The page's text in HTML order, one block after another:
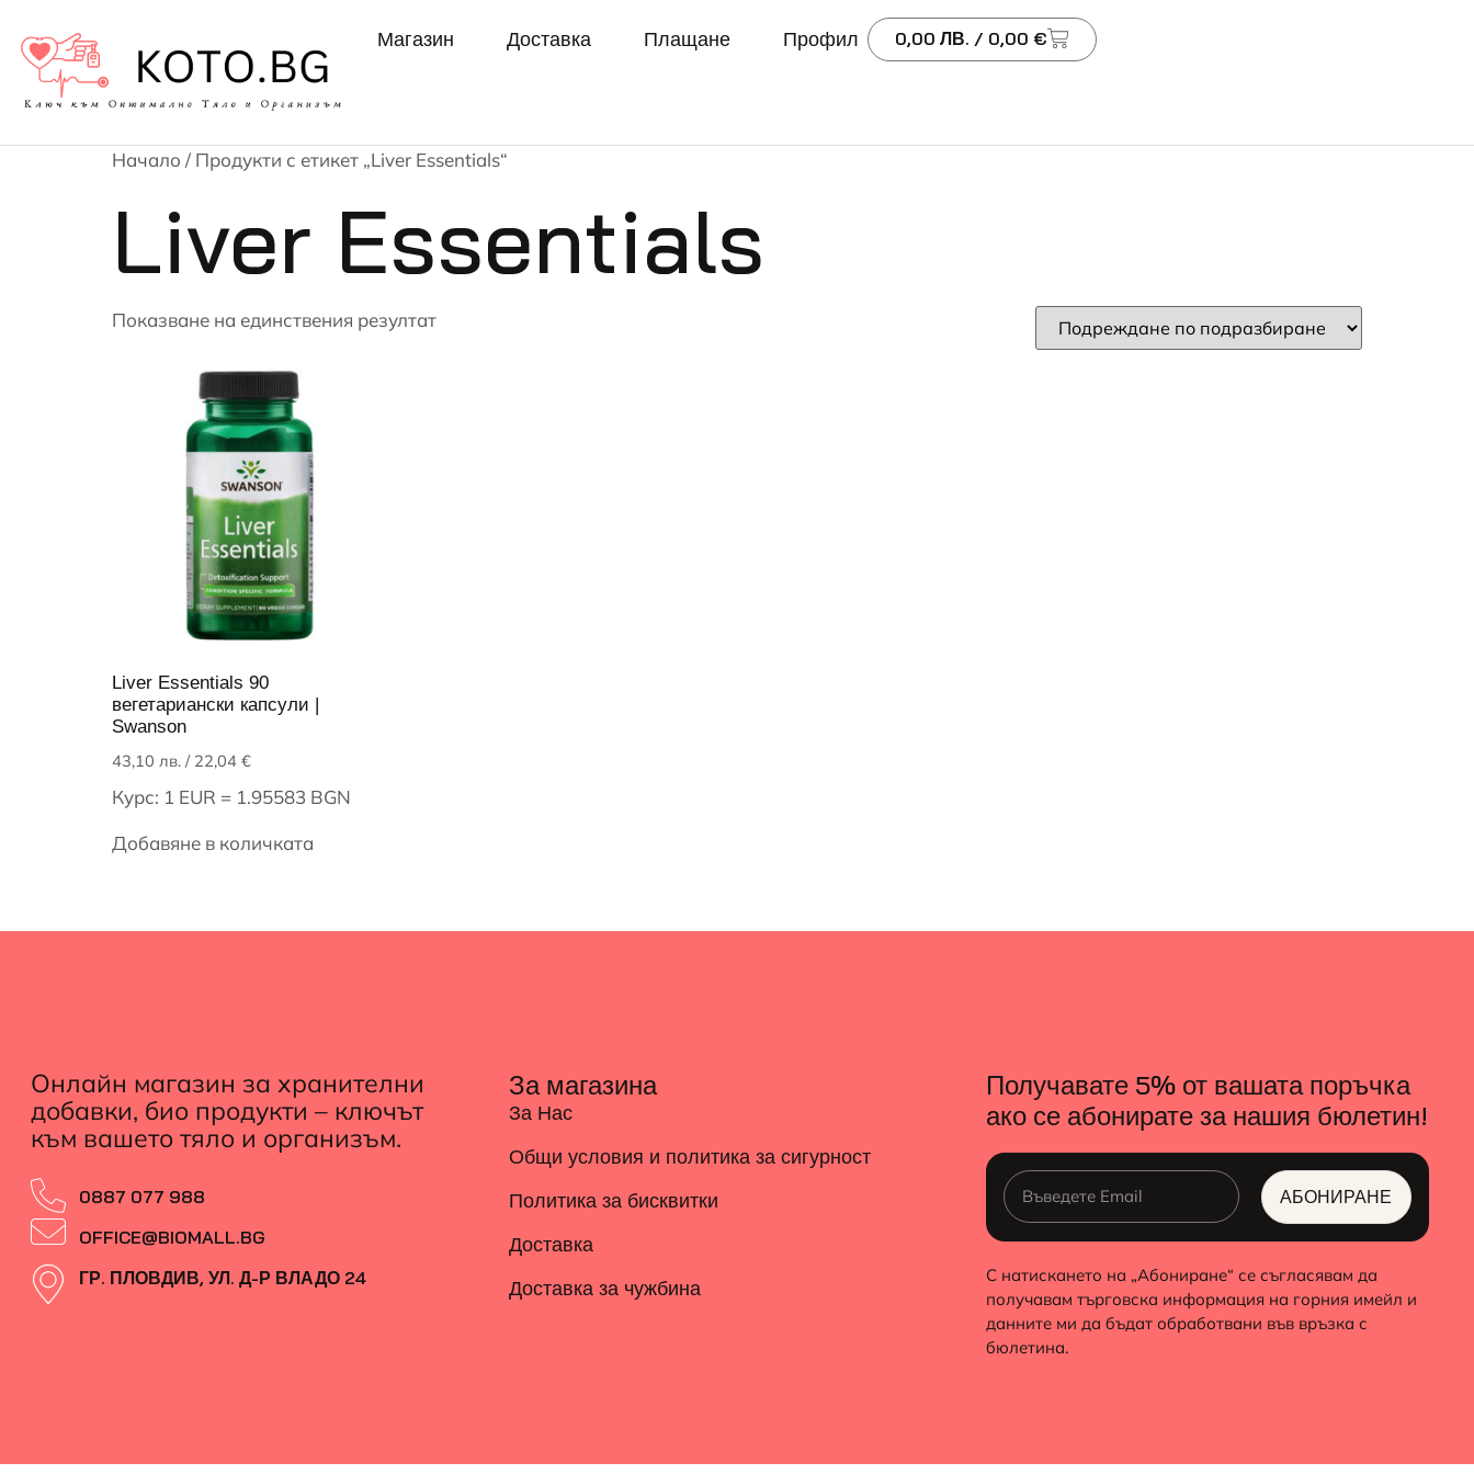
Магазин Доставка Плащане Профил 0,00 ЛВ. / 0,00 €
Начало / Продукти с етикет „Liver Essentials“
Liver Essentials
Показване на единствения резултат
Liver Essentials 90
вегетариански капсули |
Swanson
43,10 лв. / 22,04 €
Курс: 1 EUR = 1.95583 BGN
Добавяне в количката
Онлайн магазин за хранителни
добавки, био продукти – ключът
към вашето тяло и организъм.
0887 077 988
OFFICE@BIOMALL.BG
ГР. ПЛОВДИВ, УЛ. Д-Р ВЛАДО 24
За магазина
За Нас
Общи условия и политика за сигурност
Политика за бисквитки
Доставка
Доставка за чужбина
Получавате 5% от вашата поръчка
ако се абонирате за нашия бюлетин!
АБОНИРАНЕ
ALTERNATIVE:
С натискането на „Абониране“ се съгласявам да
получавам търговска информация на горния имейл и
данните ми да бъдат обработвани във връзка с
бюлетина.